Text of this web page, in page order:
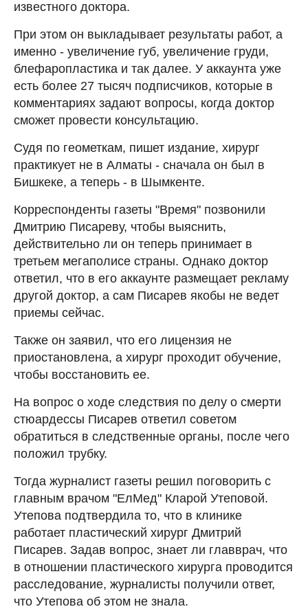
известного доктора.
При этом он выкладывает результаты работ, а
именно - увеличение губ, увеличение груди,
блефаропластика и так далее. У аккаунта уже
есть более 27 тысяч подписчиков, которые в
комментариях задают вопросы, когда доктор
сможет провести консультацию.
Судя по геометкам, пишет издание, хирург
практикует не в Алматы - сначала он был в
Бишкеке, а теперь - в Шымкенте.
Корреспонденты газеты "Время" позвонили
Дмитрию Писареву, чтобы выяснить,
действительно ли он теперь принимает в
третьем мегаполисе страны. Однако доктор
ответил, что в его аккаунте размещает рекламу
другой доктор, а сам Писарев якобы не ведет
приемы сейчас.
Также он заявил, что его лицензия не
приостановлена, а хирург проходит обучение,
чтобы восстановить ее.
На вопрос о ходе следствия по делу о смерти
стюардессы Писарев ответил советом
обратиться в следственные органы, после чего
положил трубку.
Тогда журналист газеты решил поговорить с
главным врачом "ЕлМед" Кларой Утеповой.
Утепова подтвердила то, что в клинике
работает пластический хирург Дмитрий
Писарев. Задав вопрос, знает ли главврач, что
в отношении пластического хирурга проводится
расследование, журналисты получили ответ,
что Утепова об этом не знала.